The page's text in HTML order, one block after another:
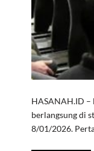
HASANAH.ID –
berlangsung di
8/01/2026.